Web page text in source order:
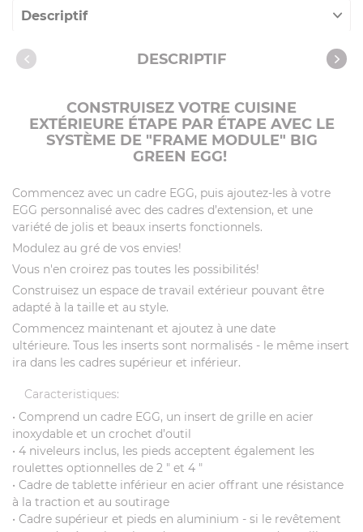
Descriptif
Caractéristiques
Produits compatibles
DESCRIPTIF
CONSTRUISEZ VOTRE CUISINE
EXTÉRIEURE ÉTAPE PAR ÉTAPE AVEC LE
SYSTÈME DE "FRAME MODULE" BIG
GREEN EGG!
Commencez avec un cadre EGG, puis ajoutez-les à votre
EGG personnalisé avec des cadres d’extension, et une
variété de jolis et beaux inserts fonctionnels.
Modulez au gré de vos envies!
Vous n'en croirez pas toutes les possibilités!
Construisez un espace de travail extérieur pouvant être
adapté à la taille et au style.
Commencez maintenant et ajoutez à une date
ultérieure. Tous les inserts sont normalisés - le même insert
ira dans les cadres supérieur et inférieur.
Caracteristiques:
• Comprend un cadre EGG, un insert de grille en acier
inoxydable et un crochet d’outil
• 4 niveleurs inclus, les pieds acceptent également les
roulettes optionnelles de 2 ″ et 4 ″
• Cadre de tablette inférieur en acier offrant une résistance
à la traction et au soutirage
• Cadre supérieur et pieds en aluminium - si le revêtement